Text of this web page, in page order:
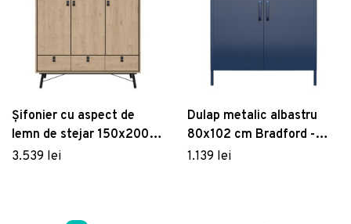
Șifonier cu aspect de
lemn de stejar 150x200
cm Ry – Tvilum
3.539 lei
Dulap metalic albastru
80x102 cm Bradford -
Queer Eye
1.139 lei